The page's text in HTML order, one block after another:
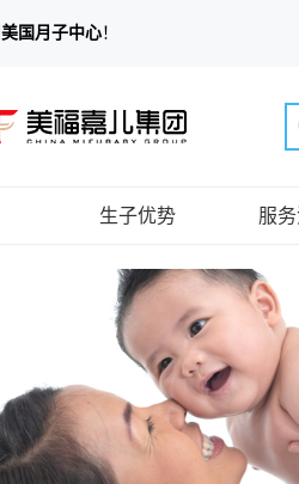
美国月子中心！
生子优势 服